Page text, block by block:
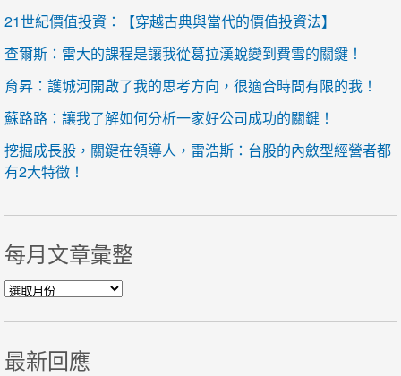
21世紀價值投資：【穿越古典與當代的價值投資法】
查爾斯：雷大的課程是讓我從葛拉漢蛻變到費雪的關鍵！
育昇：護城河開啟了我的思考方向，很適合時間有限的我！
蘇路路：讓我了解如何分析一家好公司成功的關鍵！
挖掘成長股，關鍵在領導人，雷浩斯：台股的內斂型經營者都
有2大特徵！
每月文章彙整
每月文章彙整
最新回應